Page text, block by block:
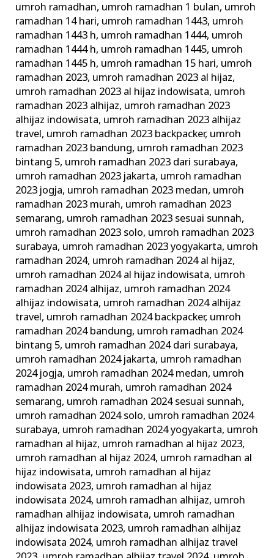
umroh ramadhan, umroh ramadhan 1 bulan, umroh
ramadhan 14 hari, umroh ramadhan 1443, umroh
ramadhan 1443 h, umroh ramadhan 1444, umroh
ramadhan 1444 h, umroh ramadhan 1445, umroh
ramadhan 1445 h, umroh ramadhan 15 hari, umroh
ramadhan 2023, umroh ramadhan 2023 al hijaz,
umroh ramadhan 2023 al hijaz indowisata, umroh
ramadhan 2023 alhijaz, umroh ramadhan 2023
alhijaz indowisata, umroh ramadhan 2023 alhijaz
travel, umroh ramadhan 2023 backpacker, umroh
ramadhan 2023 bandung, umroh ramadhan 2023
bintang 5, umroh ramadhan 2023 dari surabaya,
umroh ramadhan 2023 jakarta, umroh ramadhan
2023 jogja, umroh ramadhan 2023 medan, umroh
ramadhan 2023 murah, umroh ramadhan 2023
semarang, umroh ramadhan 2023 sesuai sunnah,
umroh ramadhan 2023 solo, umroh ramadhan 2023
surabaya, umroh ramadhan 2023 yogyakarta, umroh
ramadhan 2024, umroh ramadhan 2024 al hijaz,
umroh ramadhan 2024 al hijaz indowisata, umroh
ramadhan 2024 alhijaz, umroh ramadhan 2024
alhijaz indowisata, umroh ramadhan 2024 alhijaz
travel, umroh ramadhan 2024 backpacker, umroh
ramadhan 2024 bandung, umroh ramadhan 2024
bintang 5, umroh ramadhan 2024 dari surabaya,
umroh ramadhan 2024 jakarta, umroh ramadhan
2024 jogja, umroh ramadhan 2024 medan, umroh
ramadhan 2024 murah, umroh ramadhan 2024
semarang, umroh ramadhan 2024 sesuai sunnah,
umroh ramadhan 2024 solo, umroh ramadhan 2024
surabaya, umroh ramadhan 2024 yogyakarta, umroh
ramadhan al hijaz, umroh ramadhan al hijaz 2023,
umroh ramadhan al hijaz 2024, umroh ramadhan al
hijaz indowisata, umroh ramadhan al hijaz
indowisata 2023, umroh ramadhan al hijaz
indowisata 2024, umroh ramadhan alhijaz, umroh
ramadhan alhijaz indowisata, umroh ramadhan
alhijaz indowisata 2023, umroh ramadhan alhijaz
indowisata 2024, umroh ramadhan alhijaz travel